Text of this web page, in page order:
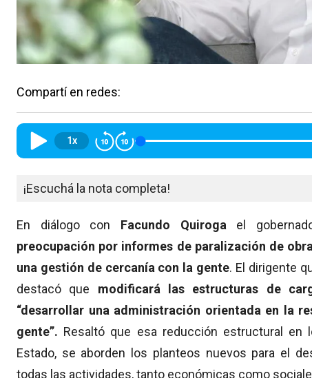
Compartí en redes:
1x
¡Escuchá la nota completa!
En diálogo con Facundo Quirogael
preocupación por informes de paralización de
una gestión de cercanía con la gente. El dirigente
destacó que modificará las estructuras de
“desarrollar una administración orientada en la
gente”. Resaltó que esa reducción estructural en
Estado, se aborden los planteos nuevos para el
todas las actividades, tanto económicas como